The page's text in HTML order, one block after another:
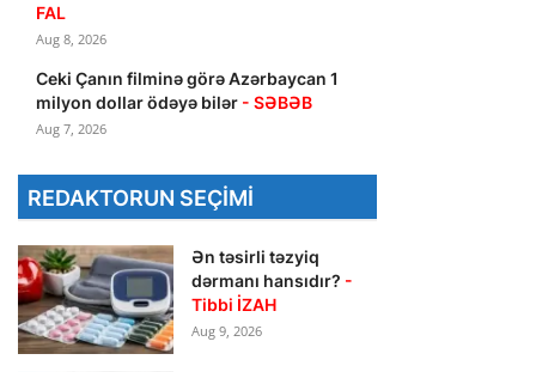
FAL
Aug 8, 2026
Ceki Çanın filminə görə Azərbaycan 1
milyon dollar ödəyə bilər - SƏBƏB
Aug 7, 2026
REDAKTORUN SEÇIMI
Ən təsirli təzyiq
dərmanı hansıdır? -
Tibbi İZAH
Aug 9, 2026